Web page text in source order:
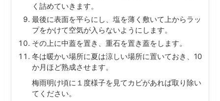
く詰めていきます。
最後に表面を平らにし、塩を薄く敷いて上からラッ
プをかけて空気が入らないようにします。
その上に中蓋を置き、重石を置き蓋をします。
冬は暖かい場所に夏は涼しい場所に置いておき、10
か月ほど熟成させます。
梅雨明け頃に１度様子を見てカビがあれば取り除い
てください。